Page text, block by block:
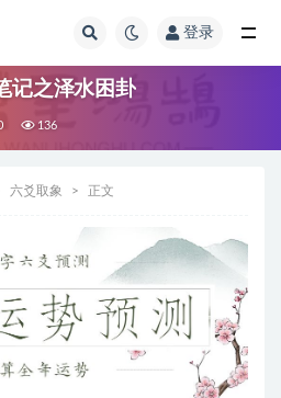
登录
记之泽水困卦
136
六爻取象 正文